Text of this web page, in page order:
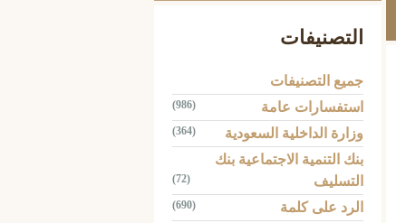
التصنيفات
جميع التصنيفات
استفسارات عامة
(986)
وزارة الداخلية السعودية (364)
بنك التنمية الاجتماعية بنك
التسليف
(72)
الرد على كلمة (690)